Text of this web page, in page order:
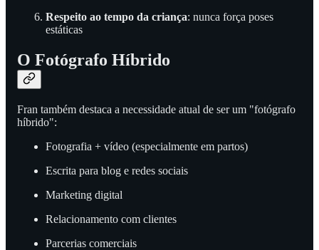
Respeito ao tempo da criança: nunca força poses
estáticas
O Fotógrafo Híbrido
Fran também destaca a necessidade atual de ser um "fotógrafo
híbrido":
Fotografia + vídeo (especialmente em partos)
Escrita para blog e redes sociais
Marketing digital
Relacionamento com clientes
Parcerias comerciais